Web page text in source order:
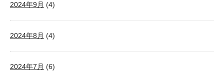
2024年9月 (4)
2024年8月 (4)
2024年7月 (6)